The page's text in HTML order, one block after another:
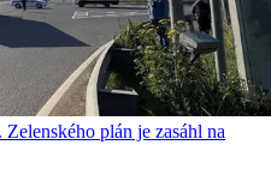
plán je zasáhl na